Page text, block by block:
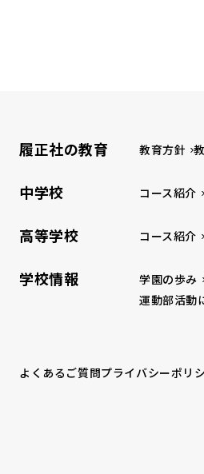
履正社の教育 教育方針
中学校 コース紹介
高等学校 コース紹介
学校情報 学園の歩み
運動部活動
よくあるご質問プライバシーポリ